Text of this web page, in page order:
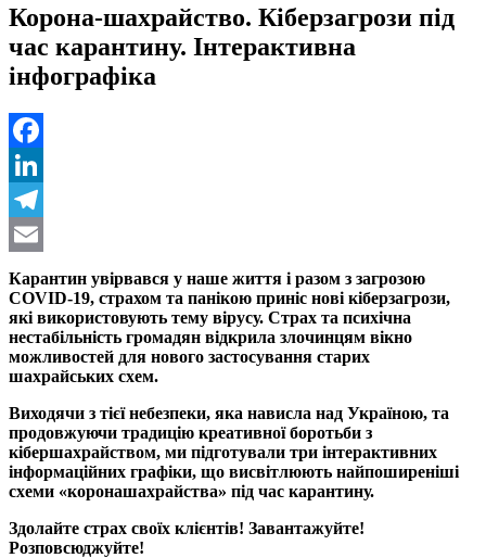
Корона-шахрайство. Кіберзагрози під
час карантину. Інтерактивна
інфографіка
Facebook
LinkedIn
Telegram
Email
Карантин увірвався у наше життя і разом з загрозою
COVID-19, страхом та панікою приніс нові кіберзагрози,
які використовують тему вірусу. Страх та психічна
нестабільність громадян відкрила злочинцям вікно
можливостей для нового застосування старих
шахрайських схем.
Виходячи з тієї небезпеки, яка нависла над Україною, та
продовжуючи традицію креативної боротьби з
кібершахрайством, ми підготували три інтерактивних
інформаційних графіки, що висвітлюють найпоширеніші
схеми «коронашахрайства» під час карантину.
Здолайте страх своїх клієнтів! Завантажуйте!
Розповсюджуйте!